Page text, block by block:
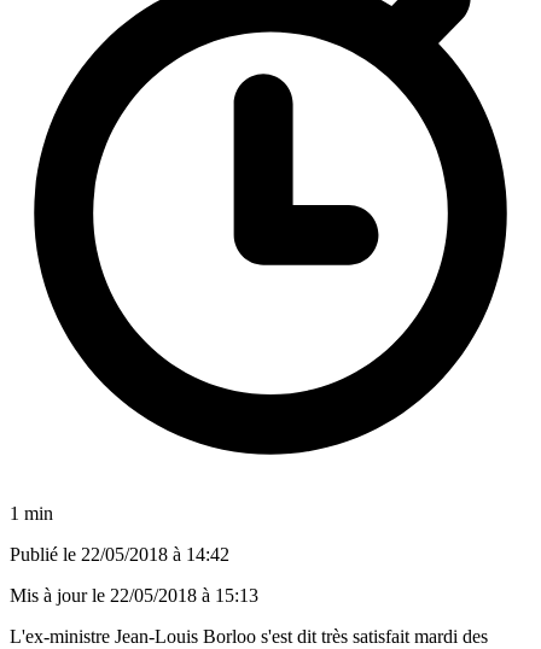
1 min
Publié le 22/05/2018 à 14:42
Mis à jour le 22/05/2018 à 15:13
L'ex-ministre Jean-Louis Borloo s'est dit très satisfait mardi des